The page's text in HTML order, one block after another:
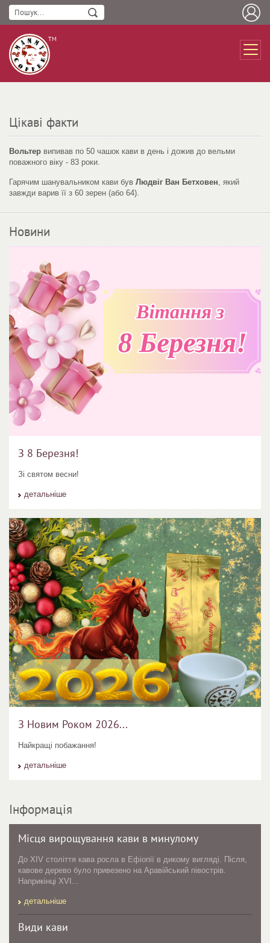
ТМ
Цікаві факти
Вольтер випивав по 50 чашок кави в день і дожив до вельми
поважного віку - 83 роки.
Гарячим шанувальником кави був Людвіг Ван Бетховен, який
завжди варив її з 60 зерен (або 64).
Новини
З 8 Березня!
Зі святом весни!
детальніше
З Новим Роком 2026...
Найкращі побажання!
детальніше
Інформація
Місця вирощування кави в минулому
До XIV століття кава росла в Ефіопії в дикому вигляді. Після,
кавове дерево було привезено на Аравійський півострів.
Наприкінці XVI...
детальніше
Види кави